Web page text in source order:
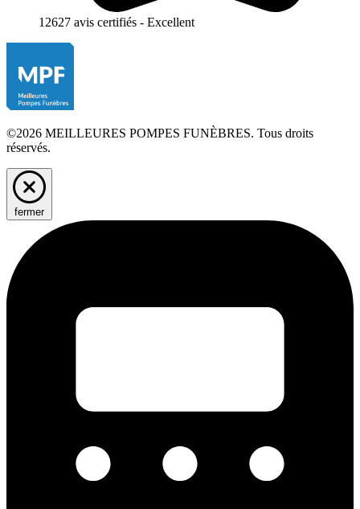
12627 avis certifiés - Excellent
©2026 MEILLEURES POMPES FUNÈBRES. Tous droits
réservés.
fermer